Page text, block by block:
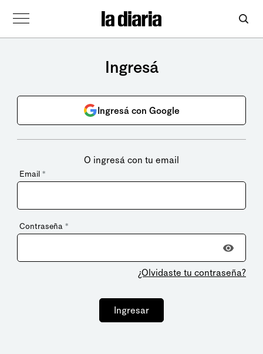
Ingresá
Ingresá con Google
O ingresá con tu email
Email *
Contraseña *
¿Olvidaste tu contraseña?
Ingresar